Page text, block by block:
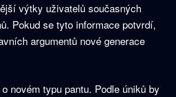
výtky uživatelů současných
Pokud se tyto informace potvrdí,
argumentů nové generace
novém typu pantu. Podle úniků by